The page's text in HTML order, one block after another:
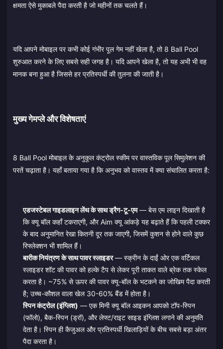
क्षमता ऐसे मुकाबले पैदा करती है जो महीनों तक चलते हैं।
यदि आपने मोबाइल पर कभी कोई गंभीर पूल गेम नहीं खेला है, तो 8 Ball Pool
शुरुआत करने के लिए सबसे सही जगह है। यदि आपने खेला है, तो यह अभी भी वह
मानक बना हुआ है जिससे हर प्रतिस्पर्धी की तुलना की जाती है।
मुख्य गेमप्ले और विशेषताएं
8 Ball Pool मोबाइल के अनुकूल कंट्रोल स्कीम पर वास्तविक पूल सिमुलेशन की
परतें चढ़ाता है। यहाँ बताया गया है कि अनुभव को वास्तव में क्या संचालित करता है:
एडजस्टेबल गाइडलाइन लेंथ के साथ ड्रैग-टू-एम— बेस एम लाइन दिखाती है
कि क्यू बॉल कहाँ टकराएगी, और Aim क्यू आंकड़े यह बढ़ाते हैं कि पहली टक्कर
के बाद अनुमानित रेखा कितनी दूर तक जाएगी, जिसमें कुशन से होने वाले कुछ
रिफ्लेक्शन भी शामिल हैं।
बारीक नियंत्रण के साथ पावर स्लाइडर— स्क्रीन के दाईं ओर एक वर्टिकल
स्लाइडर शॉट की पावर को हल्के टैप से लेकर पूरी ताकत वाले ब्रेक तक स्केल
करता है। ~75% से ऊपर की पावर क्यू-बॉल के भटकने का जोखिम पैदा करती
है; उच्च-कौशल वाला खेल 30-60% बैंड में होता है।
स्पिन कंट्रोल (इंग्लिश) — एक मिनी क्यू बॉल आइकन आपको टॉप-स्पिन
(फॉलो), बैक-स्पिन (ड्रॉ), और लेफ्ट/राइट साइड इंग्लिश लगाने की अनुमति
देता है। स्पिन ही कैजुअल और प्रतिस्पर्धी खिलाड़ियों के बीच सबसे बड़ा अंतर
पैदा करता है।